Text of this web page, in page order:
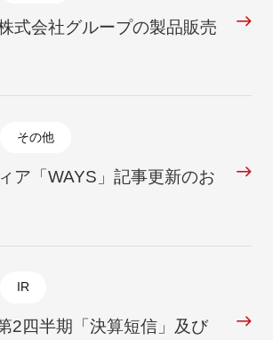
式会社グループの製品販売
その他
ア「WAYS」記事更新のお
IR
2四半期「決算短信」及び